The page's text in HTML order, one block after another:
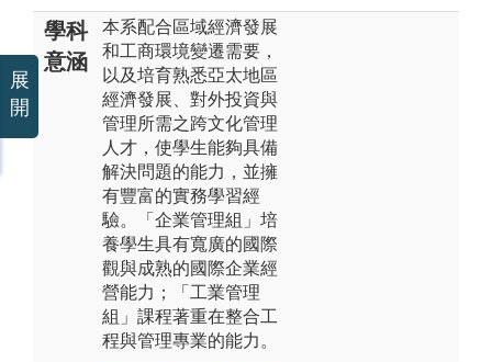
學科
意涵
本系配合區域經濟發展
和工商環境變遷需要，
以及培育熟悉亞太地區
經濟發展、對外投資與
管理所需之跨文化管理
人才，使學生能夠具備
解決問題的能力，並擁
有豐富的實務學習經
驗。「企業管理組」培
養學生具有寬廣的國際
觀與成熟的國際企業經
營能力；「工業管理
組」課程著重在整合工
程與管理專業的能力。
展
開